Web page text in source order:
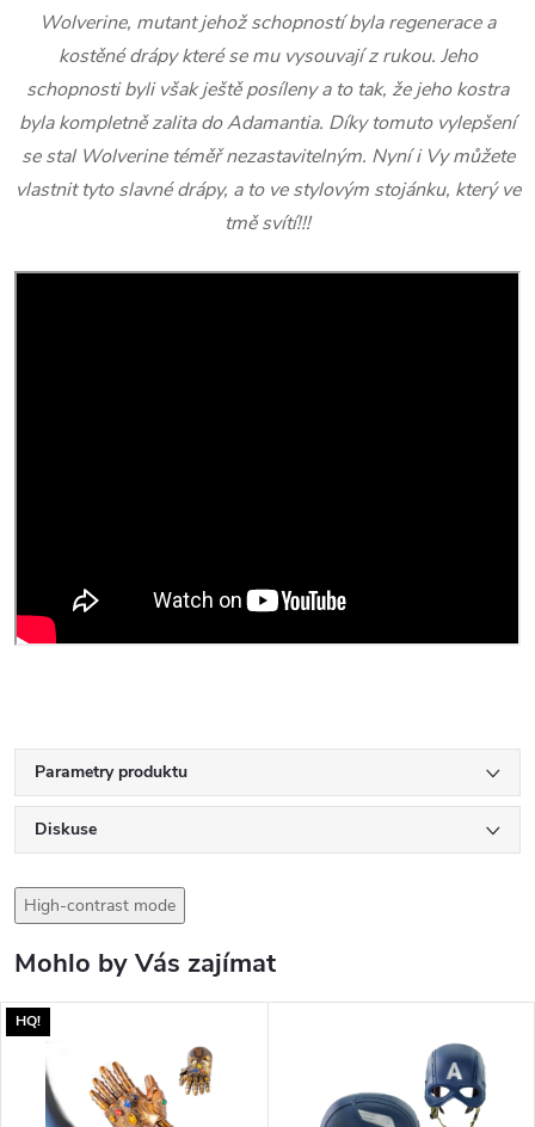
Wolverine, mutant jehož schopností byla regenerace a
kostěné drápy které se mu vysouvají z rukou. Jeho
schopnosti byli však ještě posíleny a to tak, že jeho kostra
byla kompletně zalita do Adamantia. Díky tomuto vylepšení
se stal Wolverine téměř nezastavitelným. Nyní i Vy můžete
vlastnit tyto slavné drápy, a to ve stylovým stojánku, který ve
tmě svítí!!!
Parametry produktu
Diskuse
High-contrast mode
Mohlo by Vás zajímat
HQ!